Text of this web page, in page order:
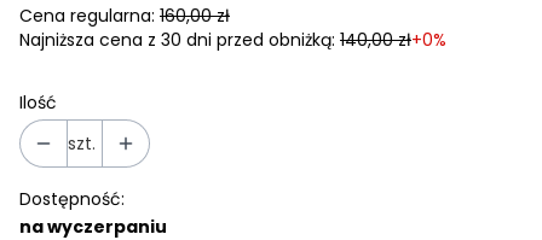
Cena regularna: 160,00 zł
Najniższa cena z 30 dni przed obniżką: 140,00 zł+0%
Ilość
szt.
Dostępność:
na wyczerpaniu